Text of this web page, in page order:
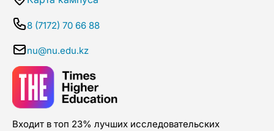
8 (7172) 70 66 88
nu@nu.edu.kz
Входит в топ 23% лучших исследовательских